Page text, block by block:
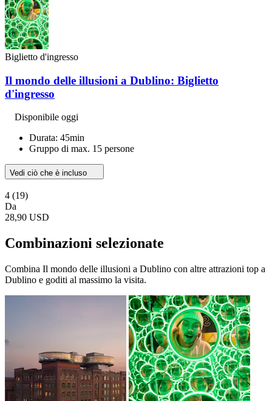
Biglietto d'ingresso
Il mondo delle illusioni a Dublino: Biglietto
d'ingresso
Disponibile oggi
Durata: 45min
Gruppo di max. 15 persone
Vedi ciò che è incluso
4 (19)
Da
28,90 USD
Combinazioni selezionate
Combina Il mondo delle illusioni a Dublino con altre attrazioni top a
Dublino e goditi al massimo la visita.